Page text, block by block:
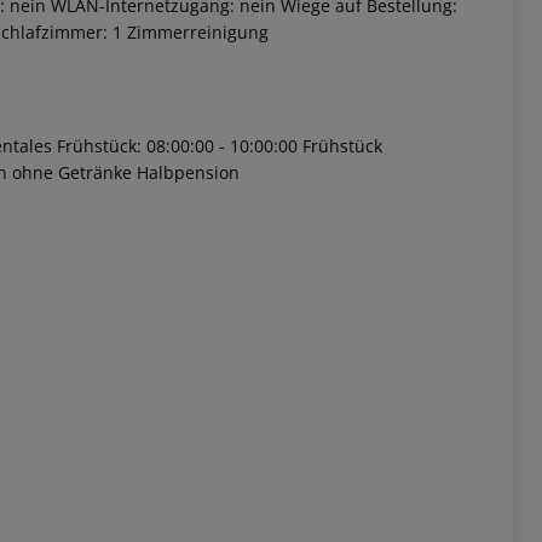
WLAN-Internetzugang: nein Wiege auf Bestellung:
1 Zimmerreinigung
Frühstück: 08:00:00 - 10:00:00 Frühstück
ohne Getränke Halbpension